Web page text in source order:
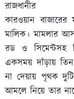
রাজধানীর
কারওয়ান বাজারের
মালিক। মামলার
রড ও সিমেন্টসহ
একসময় দাঁড়ায় তিন
না দেয়ায় পৃথক
আমলে নিয়ে তার